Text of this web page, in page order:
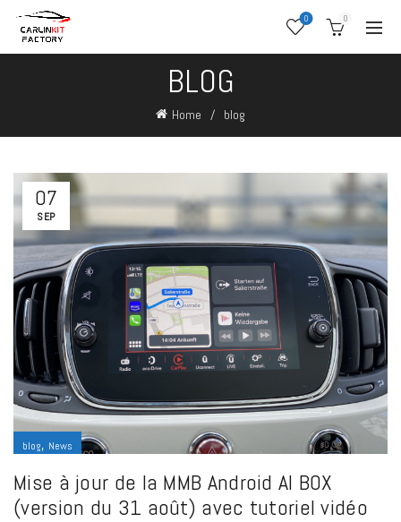
0 0
BLOG
Home blog
07
SEP
blog, News
Mise à jour de la MMB Android AI BOX
(version du 31 août) avec tutoriel vidéo